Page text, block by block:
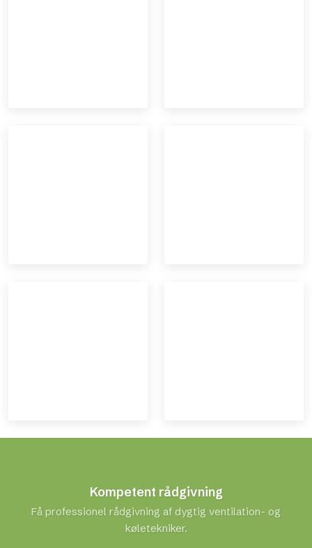
Kompetent rådgivning
Få professionel rådgivning af dygtig ventilation- og
køletekniker.